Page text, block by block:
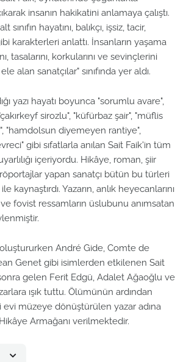
insanın hakikatini anlamaya çalıştı.
hayatını, balıkçı, işsiz, tacir,
karakterleri anlattı. İnsanların yaşama
tasalarını, korkularını ve sevinçlerini
alan sanatçılar" sınıfında yer aldı.
yazı hayatı boyunca "sorumlu avare",
sirozlu", "küfürbaz şair", "müflis
"hamdolsun diyemeyen rantiye",
gibi sıfatlarla anılan Sait Faik'in tüm
içeriyordu. Hikâye, roman, şiir
yapan sanatçı bütün bu türleri
kaynaştırdı. Yazarın, anlık heyecanlarını
fovist ressamların üslubunu anımsatan
André Gide, Comte de
Genet gibi isimlerden etkilenen Sait
gelen Ferit Edgü, Adalet Ağaoğlu ve
ışık tuttu. Ölümünün ardından
evi müzeye dönüştürülen yazar adına
Armağanı verilmektedir.